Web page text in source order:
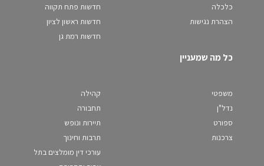
כלכלה
הצהרת נגישות
חדשות פתח תקווה
חדשות ראשון לציון
חדשות רמת גן
כל מה שמעניין
משפטי
נדל"ן
ספורט
צרכנות
קהילה
תחבורה
תיירות ונופש
תרבות וחינוך
עורכי דין מומלצים בתל